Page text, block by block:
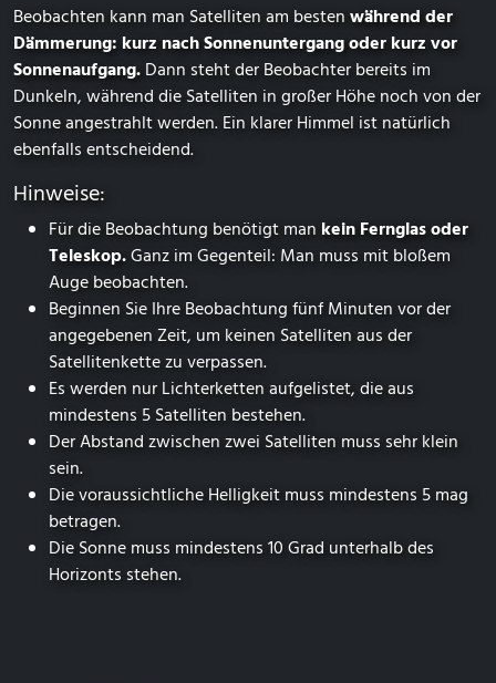
Beobachten kann man Satelliten am bestenwährend der
Dämmerung: kurz nach Sonnenuntergang oder kurz vor
Sonnenaufgang.Dann steht der Beobachter bereits im
Dunkeln, während die Satelliten in großer Höhe noch von der
Sonne angestrahlt werden. Ein klarer Himmel ist natürlich
ebenfalls entscheidend.
Hinweise:
Für die Beobachtung benötigt man kein Fernglas oder
Teleskop.Ganz im Gegenteil: Man muss mit bloßem
Auge beobachten.
Beginnen Sie Ihre Beobachtung fünf Minuten vor der
angegebenen Zeit, um keinen Satelliten aus der
Satelliten­kette zu verpassen.
Es werden nur Lichterketten aufgelistet, die aus
mindestens 5 Satelliten bestehen.
Der Abstand zwischen zwei Satelliten muss sehr klein
sein.
Die voraussichtliche Helligkeit muss mindestens 5 mag
betragen.
Die Sonne muss mindestens 10 Grad unterhalb des
Horizonts stehen.